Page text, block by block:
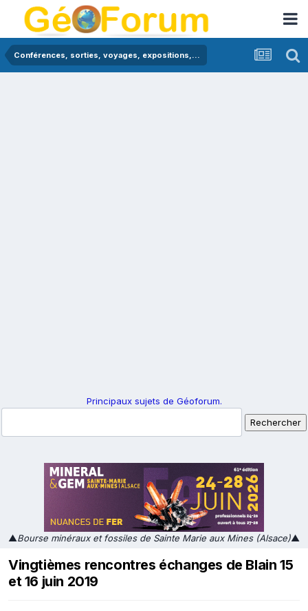
Conférences, sorties, voyages, expositions,...
Principaux sujets de Géoforum.
▲Bourse minéraux et fossiles de Sainte Marie aux Mines (Alsace)▲
Vingtièmes rencontres échanges de Blain 15
et 16 juin 2019